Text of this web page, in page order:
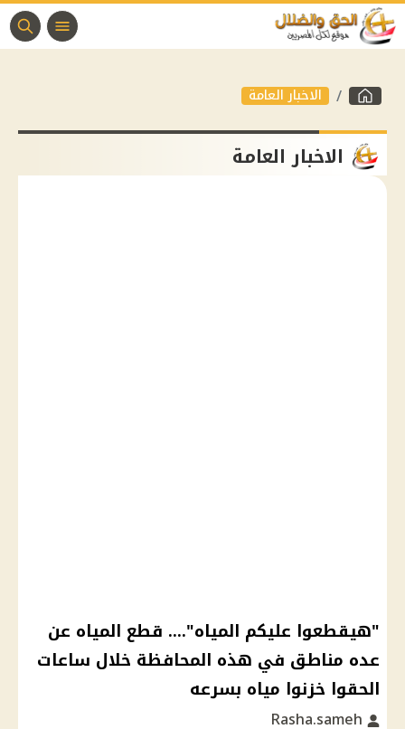
الاخبار العامة
الاخبار العامة
"هيقطعوا عليكم المياه".... قطع المياه عن
عده مناطق في هذه المحافظة خلال ساعات
الحقوا خزنوا مياه بسرعه